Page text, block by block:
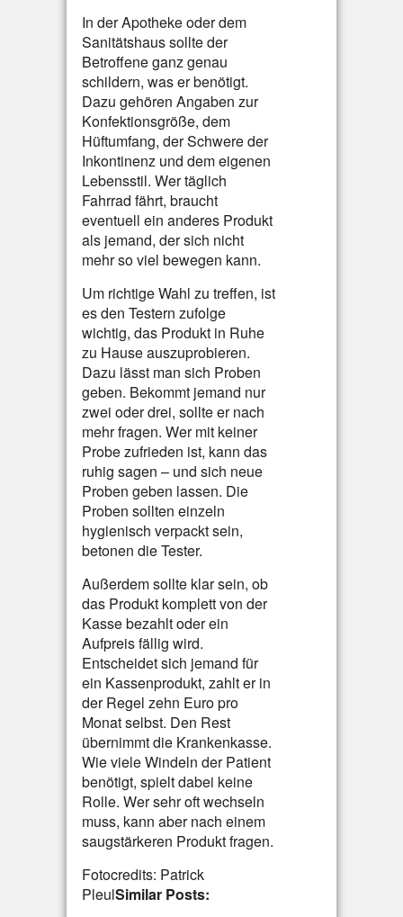
In der Apotheke oder dem
Sanitätshaus sollte der
Betroffene ganz genau
schildern, was er benötigt.
Dazu gehören Angaben zur
Konfektionsgröße, dem
Hüftumfang, der Schwere der
Inkontinenz und dem eigenen
Lebensstil. Wer täglich
Fahrrad fährt, braucht
eventuell ein anderes Produkt
als jemand, der sich nicht
mehr so viel bewegen kann.
Um richtige Wahl zu treffen, ist
es den Testern zufolge
wichtig, das Produkt in Ruhe
zu Hause auszuprobieren.
Dazu lässt man sich Proben
geben. Bekommt jemand nur
zwei oder drei, sollte er nach
mehr fragen. Wer mit keiner
Probe zufrieden ist, kann das
ruhig sagen – und sich neue
Proben geben lassen. Die
Proben sollten einzeln
hygienisch verpackt sein,
betonen die Tester.
Außerdem sollte klar sein, ob
das Produkt komplett von der
Kasse bezahlt oder ein
Aufpreis fällig wird.
Entscheidet sich jemand für
ein Kassenprodukt, zahlt er in
der Regel zehn Euro pro
Monat selbst. Den Rest
übernimmt die Krankenkasse.
Wie viele Windeln der Patient
benötigt, spielt dabei keine
Rolle. Wer sehr oft wechseln
muss, kann aber nach einem
saugstärkeren Produkt fragen.
Fotocredits: Patrick
PleulSimilar Posts: